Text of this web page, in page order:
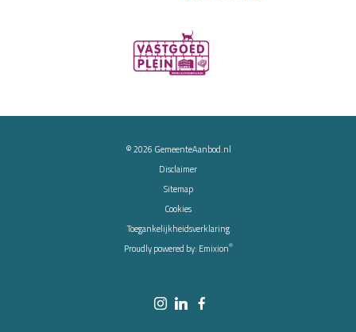
© 2026 GemeenteAanbod.nl
Disclaimer
Sitemap
Cookies
Toegankelijkheidsverklaring
Proudly powered by: Emixion®